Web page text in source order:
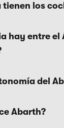
tienen los
hay entre el
del
Abarth?